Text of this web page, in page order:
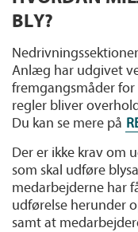
BLY?
Anlæg har udgivet
fremgangsmåder for
regler bliver
Du kan se mere på
Der er ikke krav om
som skal udføre
medarbejderne har
udførelse herunder
samt at